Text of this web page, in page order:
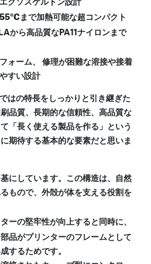
まで加熱可能な超コンパクト
から高品質なPA11ナイロンまで
ーム、
修理が困難な溶接や接着
すい設計
はの特長をしっかりと引き継ぎた
品質、長期的な信頼性、高品質な
「長く使える製品を作る」という
期待する基本的な要素だと思いま
にしています。この構造は、自然
もので、外殻が体を支える役割を
ーの堅牢性が向上すると同時に、
品がプリンターのフレームとして
するためです。